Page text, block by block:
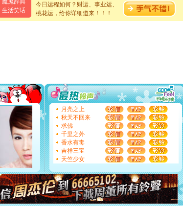
魔鬼辞典
生活笑话
[元旦]当我狠下心扭头离去那一刻，你在我身后无助地哭
泣，这痛楚让我明白我多么爱你。我转身抱住你：这猪不
卖了。水晶之恋祝你新年快乐。
你太多，只有给你五千万：千万快乐！千万要健康！千万
要平安！千万要知足！千万不要忘记我！
[圣诞节]不只这样的日子才会想起你,而是这样的日子才
能正大光明地骚扰你,告诉你,圣诞要快乐!新年要快乐!天天
都要快乐噢!
[圣诞节]奉上一颗祝福的心,在这个特别的日子里,愿幸福,
如意,快乐,鲜花,一切美好的祝愿与你同在.圣诞快乐!
[元旦]
看到你我会触电；看不到你我要充电；没有你我会
断电。爱你是我职业，想你是我事业，抱你是我特长，吻
你是我专业！水晶之恋祝你新年快乐
[元旦]如果上天让我许三个愿望，一是今生今世和你在一
起；二是再生再世和你在一起；三是三生三世和你不再分
离。水晶之恋祝你新年快乐
[元旦]当我狠下心扭头离去那一刻，你在我身后无助地哭
泣，这痛楚让我明白我多么爱你。我转身抱住你：这猪不
今日运程如何？财运、事业运、
桃花运，给你详细道来！！！
月亮之上
秋天不回来
求佛
千里之外
香水有毒
吉祥三宝
天竺少女